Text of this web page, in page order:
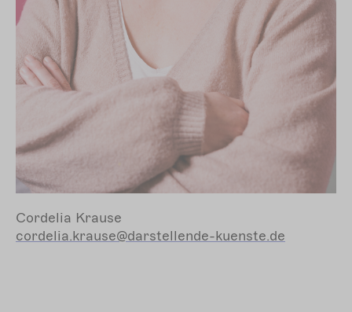
Cordelia Krause
cordelia.krause@darstellende-kuenste.de